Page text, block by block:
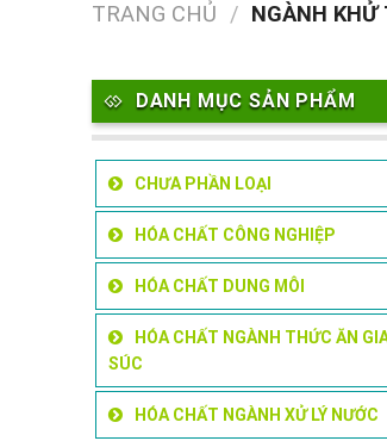
TRANG CHỦ / NGÀNH
DANH MỤC SẢN PHẨM
CHƯA PHẦN LOẠI
HÓA CHẤT CÔNG NGHIỆP
HÓA CHẤT DUNG MÔI
HÓA CHẤT NGÀNH THỨC ĂN
SÚC
HÓA CHẤT NGÀNH XỬ LÝ NƯỚC